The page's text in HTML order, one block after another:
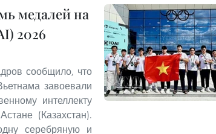
медалей на
2026
сообщило, что
завоевали
интеллекту
(Казахстан).
серебряную и